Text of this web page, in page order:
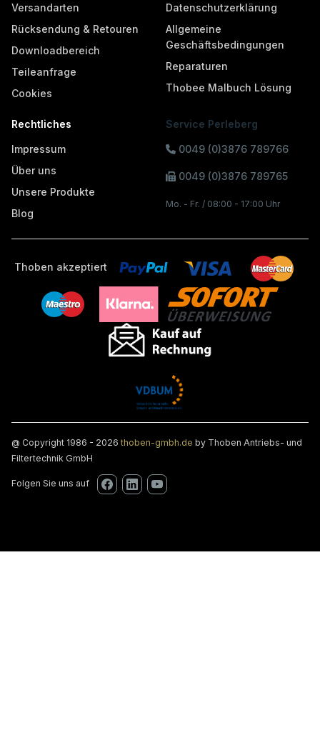
Versandarten
Rücksendung & Retouren
Downloadbereich
Teileanfrage
Cookies
Datenschutzerklärung
Allgemeine
Geschäftsbedingungen
Reparaturen
Thobee Malbuch Lösung
Rechtliches
Impressum
Über uns
Unsere Produkte
Blog
Service Perleberg
0049 (0)3876 789766
0049 (0)3876 789765
Mo. - Fr. / 08:00 - 17:00 Uhr
Thoben akzeptiert
@ Copyright 1986 - 2026thoben-gmbh.de by Thoben Antriebs- und
Filtertechnik GmbH
Folgen Sie uns auf